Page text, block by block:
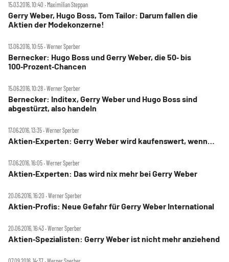
15.03.2016, 10:40 ‧ Maximilian Steppan
Gerry Weber, Hugo Boss, Tom Tailor: Darum fallen die
Aktien der Modekonzerne!
13.06.2016, 10:55 ‧ Werner Sperber
Bernecker: Hugo Boss und Gerry Weber, die 50‑ bis
100‑Prozent‑Chancen
15.06.2016, 10:28 ‧ Werner Sperber
Bernecker: Inditex, Gerry Weber und Hugo Boss sind
abgestürzt, also handeln
17.06.2016, 13:35 ‧ Werner Sperber
Aktien‑Experten: Gerry Weber wird kaufenswert, wenn…
17.06.2016, 16:05 ‧ Werner Sperber
Aktien‑Experten: Das wird nix mehr bei Gerry Weber
20.06.2016, 16:20 ‧ Werner Sperber
Aktien‑Profis: Neue Gefahr für Gerry Weber International
20.06.2016, 16:43 ‧ Werner Sperber
Aktien‑Spezialisten: Gerry Weber ist nicht mehr anziehend